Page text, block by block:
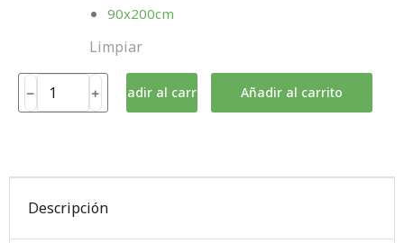
90x200cm
Limpiar
Añadir al carrito Añadir al carrito
Descripción